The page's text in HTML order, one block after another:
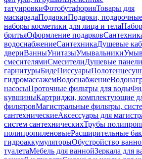
татуировкиФотобутафорияТовары для
маскарадаПодаркиПодарки,
наборы косметики для лица и тела
бритьяОформление подарков
водоснабжениеСантехникаДушевые
двериВанныУнитазыУмывальники
смесителямиСмесителиДушевые
гарнитурыБидеПиссуары
гидромассажемВодоснабжение
насосыПроточные фильтры для воды
кувшиныКартриджи, комплектующие
фильтровМагистральные фильтры,
сантехническиеАксессуары для
систем сантехническихТрубы
полипропиленовыеРасширительные
гидроаккумуляторыОбустройство
туалетаМебель для ваннойЗеркала для